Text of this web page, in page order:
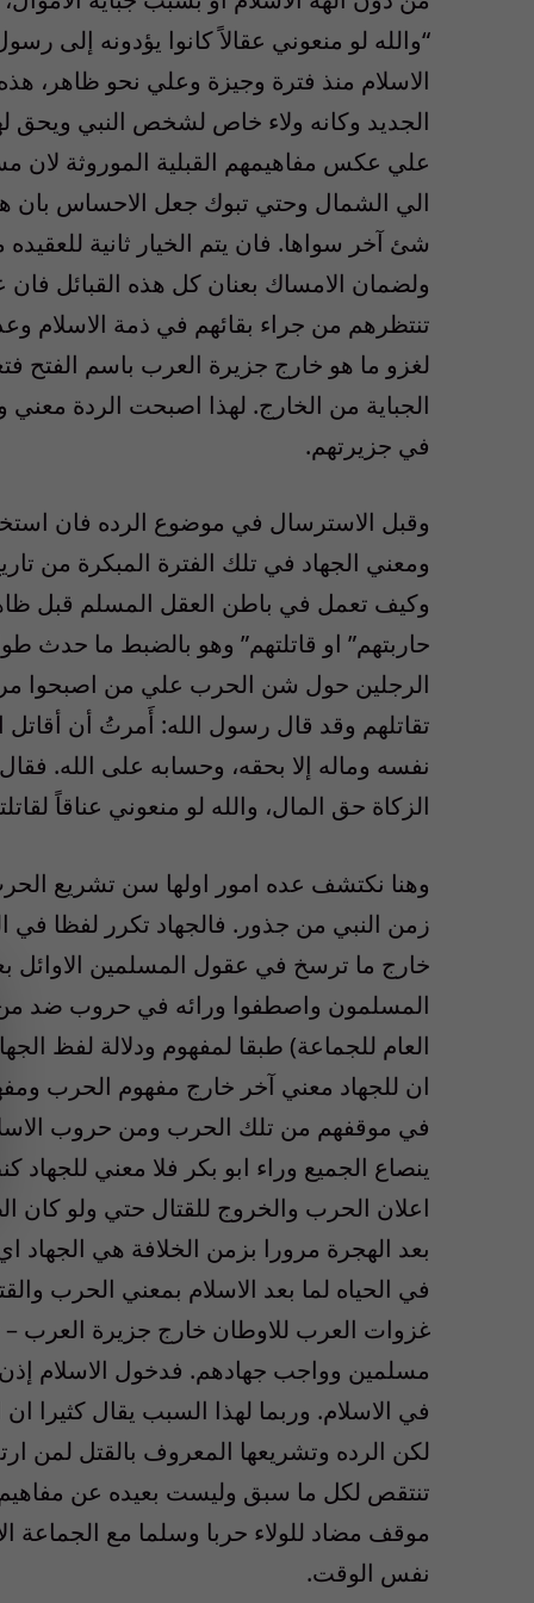
“والله لو منعوني عقالاً كانوا يؤدونه إلى
الاسلام منذ فترة وجيزة وعلي نحو ظاهر،
الجديد وكانه ولاء خاص لشخص النبي ويحق
علي عكس مفاهيمهم القبلية الموروثة لان
الي الشمال وحتي تبوك جعل الاحساس بان
شئ آخر سواها. فان يتم الخيار ثانية
ولضمان الامساك بعنان كل هذه القبائل
تنتظرهم من جراء بقائهم في ذمة الاسلام
لغزو ما هو خارج جزيرة العرب باسم الفتح
الجباية من الخارج. لهذا اصبحت الردة
في جزيرتهم.
وقبل الاسترسال في موضوع الرده فان
ومعني الجهاد في تلك الفترة المبكرة من
وكيف تعمل في باطن العقل المسلم قبل
حاربتهم” او قاتلتهم” وهو بالضبط ما حدث
الرجلين حول شن الحرب علي من اصبحوا
تقاتلهم وقد قال رسول الله: أَمرتُ أن أقاتل
نفسه وماله إلا بحقه، وحسابه على الله.
الزكاة حق المال، والله لو منعوني عناقاً
وهنا نكتشف عده امور اولها سن تشريع
زمن النبي من جذور. فالجهاد تكرر لفظا في
خارج ما ترسخ في عقول المسلمين الاوائل
المسلمون واصطفوا ورائه في حروب ضد
العام للجماعة) طبقا لمفهوم ودلالة لفظ
ان للجهاد معني آخر خارج مفهوم الحرب
في موقفهم من تلك الحرب ومن حروب
ينصاع الجميع وراء ابو بكر فلا معني
اعلان الحرب والخروج للقتال حتي ولو كان
بعد الهجرة مرورا بزمن الخلافة هي الجهاد
في الحياه لما بعد الاسلام بمعني الحرب
غزوات العرب للاوطان خارج جزيرة العرب –
مسلمين وواجب جهادهم. فدخول الاسلام إذن
في الاسلام. وربما لهذا السبب يقال كثيرا
لكن الرده وتشريعها المعروف بالقتل لمن
تنتقص لكل ما سبق وليست بعيده عن مفاهيم
موقف مضاد للولاء حربا وسلما مع الجماعة
نفس الوقت.